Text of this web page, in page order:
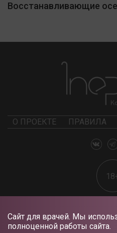
Сайт для врачей. Мы
полноценной работы сайта.
Восстанавливающие
О ПРОЕКТЕ ПРАВИЛА